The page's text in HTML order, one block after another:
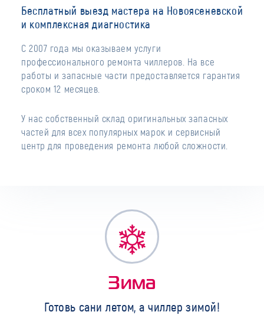
Бесплатный выезд мастера на Новоясеневской
и комплексная диагностика
С 2007 года мы оказываем услуги
профессионального ремонта чиллеров. На все
работы и запасные части предоставляется гарантия
сроком 12 месяцев.
У нас собственный склад оригинальных запасных
частей для всех популярных марок и сервисный
центр для проведения ремонта любой сложности.
Зима
Готовь сани летом, а чиллер зимой!